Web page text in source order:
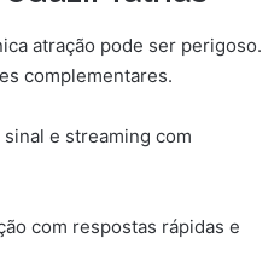
atração pode ser perigoso.
complementares.
e streaming com
com respostas rápidas e